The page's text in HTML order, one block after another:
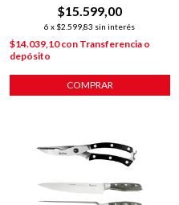
$15.599,00
6 x $2.599,83 sin interés
$14.039,10con Transferencia o
depósito
COMPRAR